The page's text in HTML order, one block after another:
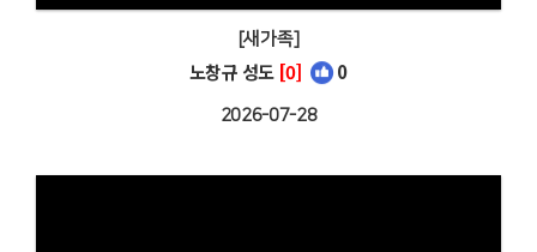
[새가족]
노창규 성도 [0] 0
2026-07-28